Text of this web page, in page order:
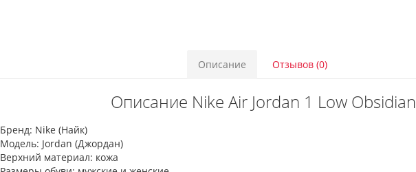
Описание Отзывов (0)
Описание Nike Air Jordan 1 Low Obsidian
Бренд: Nike (Найк)
Модель: Jordan (Джордан)
Верхний материал: кожа